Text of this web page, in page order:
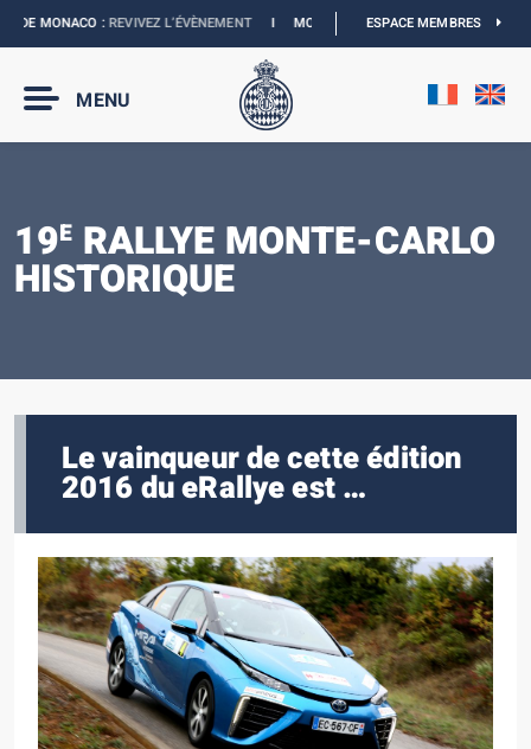
MONACO :REVIVEZ L’ÉVÈNEMENTI MONACO E-PRIX 2027 :LES DATES SONT
ESPACE MEMBRES
MENU
19E RALLYE MONTE-CARLO
HISTORIQUE
Le vainqueur de cette édition
2016 du eRallye est …